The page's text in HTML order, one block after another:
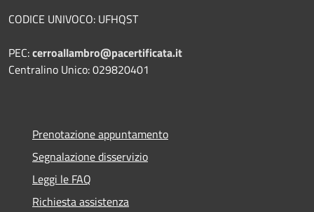
CODICE UNIVOCO: UFHQST
PEC:cerroallambro@pacertificata.it
Centralino Unico: 029820401
Prenotazione appuntamento
Segnalazione disservizio
Leggi le FAQ
Richiesta assistenza